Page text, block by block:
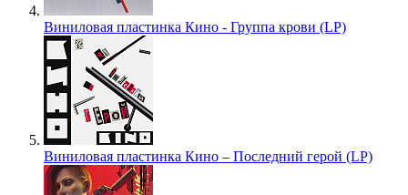
Виниловая пластинка Кино - Группа крови (LP)
Виниловая пластинка Кино – Последний герой (LP)